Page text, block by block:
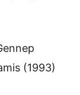
(1993)